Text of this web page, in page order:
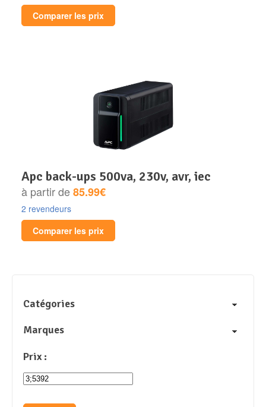
Comparer les prix
apc back-ups 500va, 230v, avr, iec
à partir de85.99€
2 revendeurs
Comparer les prix
Catégories
Marques
Prix :